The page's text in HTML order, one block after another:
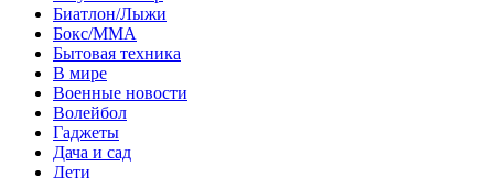
Биатлон/Лыжи
Бокс/MMA
Бытовая техника
В мире
Военные новости
Волейбол
Гаджеты
Дача и сад
Дети